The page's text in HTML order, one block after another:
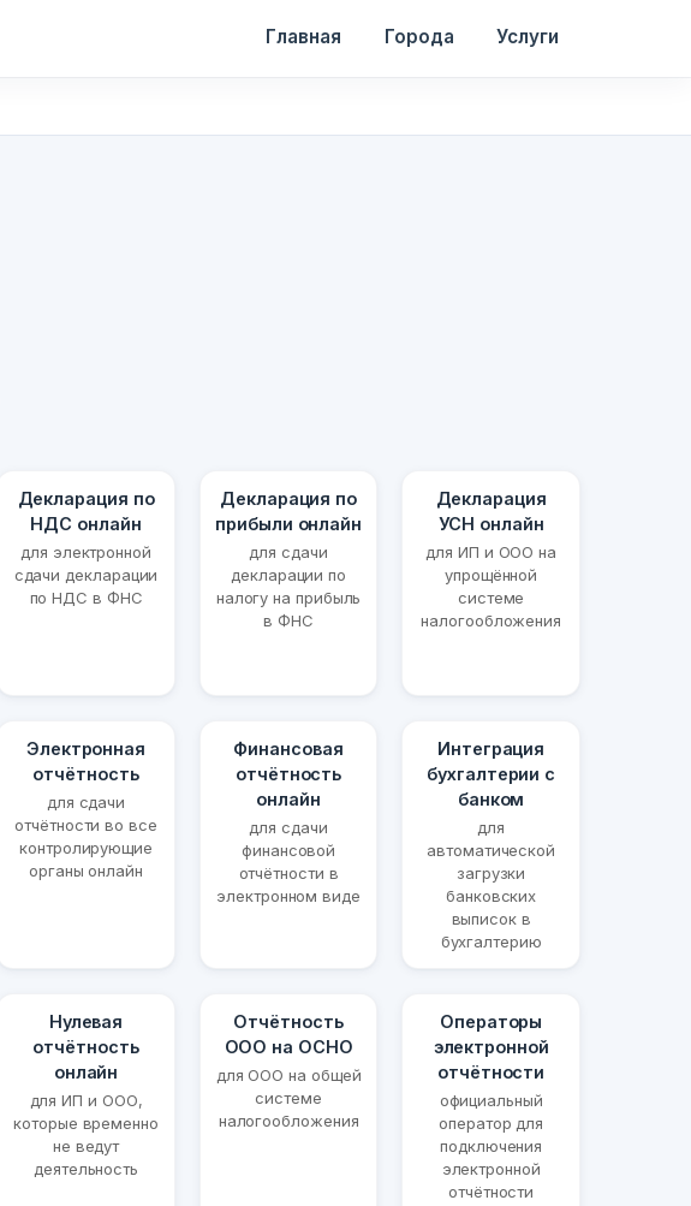
Главная Города Услуги
Декларация по
НДС онлайн
для электронной
сдачи декларации
по НДС в ФНС
Декларация по
прибыли онлайн
для сдачи
декларации по
налогу на прибыль
в ФНС
Декларация
УСН онлайн
для ИП и ООО на
упрощённой
системе
налогообложения
Электронная
отчётность
для сдачи
отчётности во все
контролирующие
органы онлайн
Финансовая
отчётность
онлайн
для сдачи
финансовой
отчётности в
электронном виде
Интеграция
бухгалтерии с
банком
для
автоматической
загрузки
банковских
выписок в
бухгалтерию
Нулевая
отчётность
онлайн
для ИП и ООО,
которые временно
не ведут
деятельность
Отчётность
ООО на ОСНО
для ООО на общей
системе
налогообложения
Операторы
электронной
отчётности
официальный
оператор для
подключения
электронной
отчётности